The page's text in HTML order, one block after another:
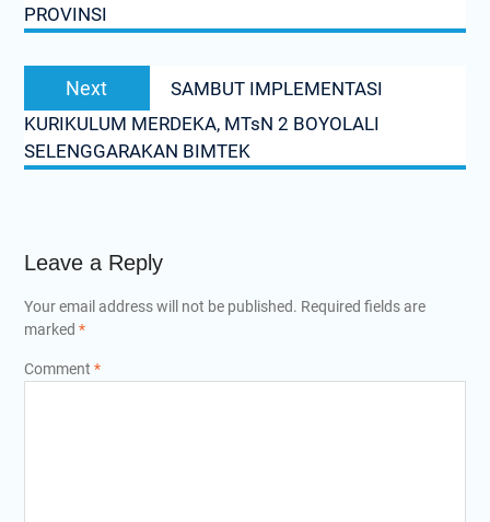
PROVINSI
Next
post:
SAMBUT IMPLEMENTASI
KURIKULUM MERDEKA, MTsN 2 BOYOLALI
SELENGGARAKAN BIMTEK
Leave a Reply
Your email address will not be published. Required fields are
marked *
Comment *